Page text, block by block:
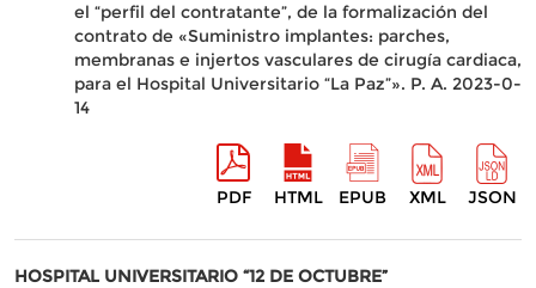
el “perfil del contratante”, de la formalización del
contrato de «Suministro implantes: parches,
membranas e injertos vasculares de cirugía cardiaca,
para el Hospital Universitario “La Paz”». P. A. 2023-0-
14
PDF HTML EPUB XML JSON
HOSPITAL UNIVERSITARIO “12 DE OCTUBRE”